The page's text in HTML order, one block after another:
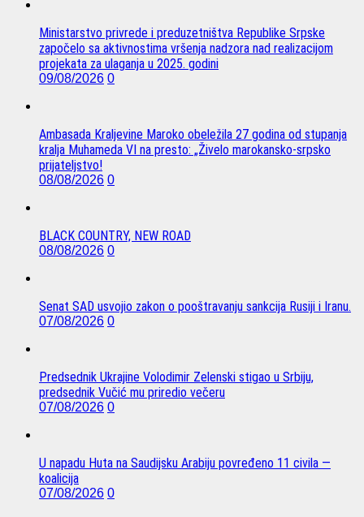
Ministarstvo privrede i preduzetništva Republike Srpske
započelo sa aktivnostima vršenja nadzora nad realizacijom
projekata za ulaganja u 2025. godini
09/08/2026 0
Ambasada Kraljevine Maroko obeležila 27 godina od stupanja
kralja Muhameda VI na presto: „Živelo marokansko-srpsko
prijateljstvo!
08/08/2026 0
BLACK COUNTRY, NEW ROAD
08/08/2026 0
Senat SAD usvojio zakon o pooštravanju sankcija Rusiji i Iranu.
07/08/2026 0
Predsednik Ukrajine Volodimir Zelenski stigao u Srbiju,
predsednik Vučić mu priredio večeru
07/08/2026 0
U napadu Huta na Saudijsku Arabiju povređeno 11 civila —
koalicija
07/08/2026 0